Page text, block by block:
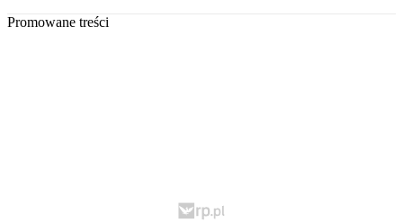
Promowane treści